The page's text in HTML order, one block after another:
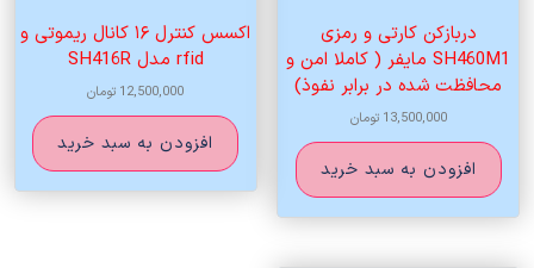
دربازکن کارتی و رمزی
SH460M1 مایفر ( کاملا امن و
محافظت شده در برابر نفوذ)
13,500,000 تومان
افزودن به سبد خرید
اکسس کنترل ۱۶ کانال ریموتی و
rfid مدل SH416R
12,500,000 تومان
افزودن به سبد خرید